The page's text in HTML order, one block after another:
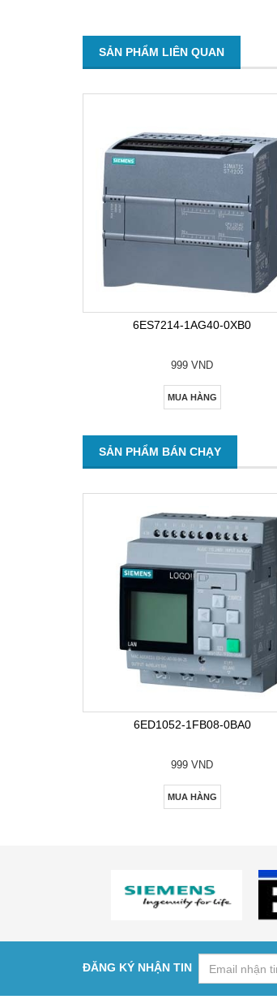
SẢN PHẨM LIÊN QUAN
6ES7214-1AG40-0XB0
999 VND
MUA HÀNG
SẢN PHẨM BÁN CHẠY
6ED1052-1FB08-0BA0
999 VND
MUA HÀNG
ĐĂNG KÝ NHẬN TIN